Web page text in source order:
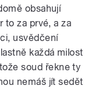
obsahují
to za prvé, a za
usvědčení
každá milost
soud řekne ty
nemáš jít sedět